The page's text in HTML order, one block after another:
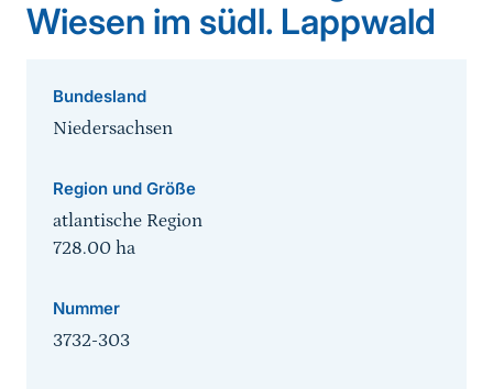
Wiesen im südl. Lappwald
Bundesland
Niedersachsen
Region und Größe
atlantische Region
728.00 ha
Nummer
3732-303